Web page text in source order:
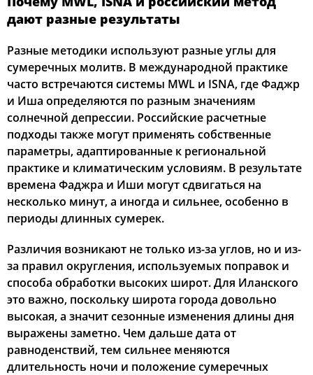
дают разные результаты
Разные методики используют разные углы для
сумеречных молитв. В международной практике
часто встречаются системы MWL и ISNA, где Фаджр
и Иша определяются по разным значениям
солнечной депрессии. Российские расчетные
подходы также могут применять собственные
параметры, адаптированные к региональной
практике и климатическим условиям. В результате
времена Фаджра и Иши могут сдвигаться на
несколько минут, а иногда и сильнее, особенно в
периоды длинных сумерек.
Различия возникают не только из-за углов, но и из-
за правил округления, используемых поправок и
способа обработки высоких широт. Для Иланского
это важно, поскольку широта города довольно
высокая, а значит сезонные изменения длины дня
выражены заметно. Чем дальше дата от
равноденствий, тем сильнее меняются
длительность ночи и положение сумеречных